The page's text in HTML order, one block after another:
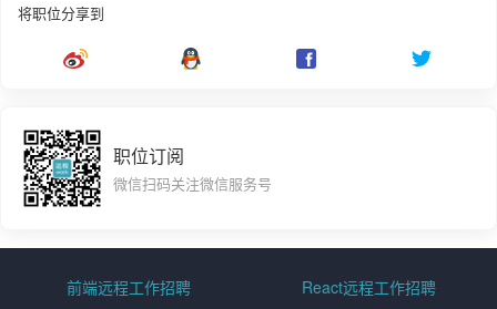
将职位分享到
职位订阅
微信扫码关注微信服务号
前端远程工作招聘 React远程工作招聘